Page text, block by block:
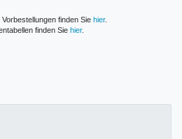
finden Sie hier.
finden Sie hier.